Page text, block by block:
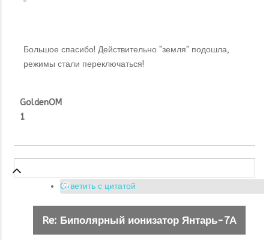
Большое спасибо! Действительно "земля" подошла,
режимы стали переключаться!
GoldenOM
1
Ответить с цитатой
Re: Биполярный ионизатор Янтарь-7А